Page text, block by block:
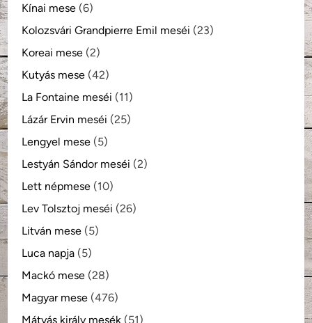
Kínai mese (6)
Kolozsvári Grandpierre Emil meséi (23)
Koreai mese (2)
Kutyás mese (42)
La Fontaine meséi (11)
Lázár Ervin meséi (25)
Lengyel mese (5)
Lestyán Sándor meséi (2)
Lett népmese (10)
Lev Tolsztoj meséi (26)
Litván mese (5)
Luca napja (5)
Mackó mese (28)
Magyar mese (476)
Mátyás király mesék (51)